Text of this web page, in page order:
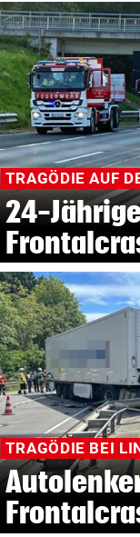
TRAGÖDIE AUF
24-
TRAGÖDIE BEI